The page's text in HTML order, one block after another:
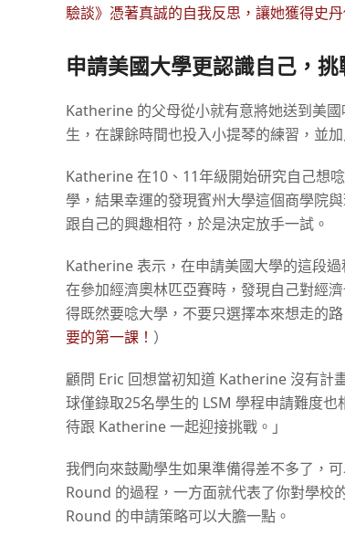
驗談》憑著真誠的自我反思，讓她獲得史丹
申請美國大學更認識自己，
Katherine 的父母從小就有意將她送到美
生，在課餘時間也投入小提琴的練習，並
Katherine 在10、11年級開始研究自己想
學，結果幸運的發現賓州大學這個商學院
跟自己的興趣相符，於是決定放手一試。
Katherine 表示，在申請美國大學的這段
在參加經濟奧林匹亞賽時，發現自己對經
得既然要唸大學，不要只選擇本來想走的
要的第一課！ ）
顧問 Eric 回想當初知道 Katherine 沒有計
球僅錄取25名學生的 LSM 學程申請難度
待跟 Katherine 一起迎接挑戰。」
我們向來鼓勵學生如果準備得差不多了，
Round 的過程，一方面就代表了你對學校
Round 的申請策略可以大膽一點。